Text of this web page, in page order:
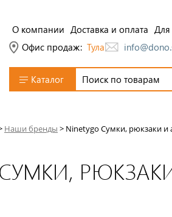
О компании Доставка и оплата Для
Офис продаж: Тула
Каталог
Наши бренды > Ninetygo Сумки, рюкзаки и
СУМКИ,